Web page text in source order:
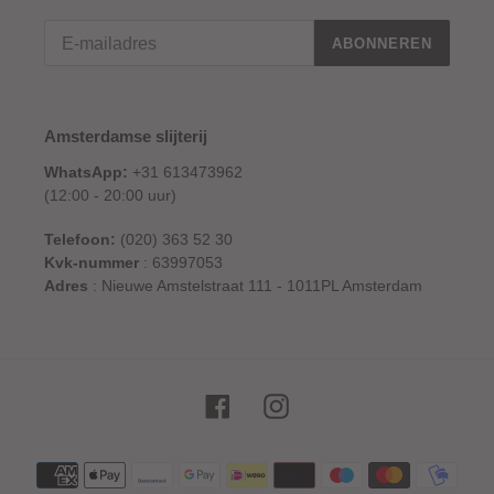
ABONNEREN
Amsterdamse slijterij
WhatsApp: +31 613473962
(12:00 - 20:00 uur)
Telefoon: (020) 363 52 30
Kvk-nummer : 63997053
Adres : Nieuwe Amstelstraat 111 - 1011PL Amsterdam
FacebookInstagram
Betaalmethoden